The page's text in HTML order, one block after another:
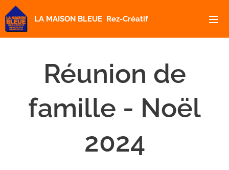
LA MAISON BLEUE Rez-Créatif
Réunion de
famille - Noël
2024